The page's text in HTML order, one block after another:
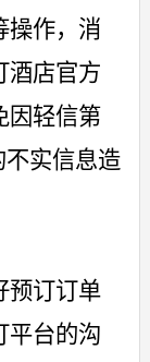
操作，消
酒店官方
因轻信第
不实信息造
预订订单
平台的沟